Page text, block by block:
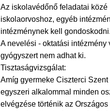
Az iskolavédőnő feladatai
iskolaorvoshoz, egyéb
intézménynek kell
A nevelési - oktatási
gyógyszert nem adhat ki.
Tisztaságvizsgálat:
Amíg gyermeke Ciszterci
egyszeri alkalommal minden
elvégzése történik az